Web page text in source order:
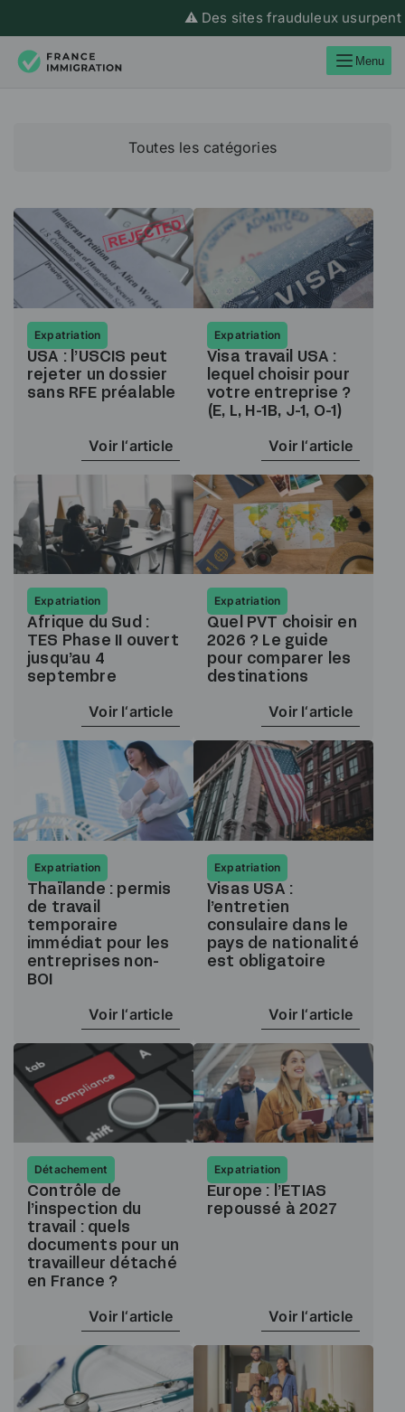
⚠️ Des sites frauduleux usurpent
Menu
Toutes les catégories
Expatriation
USA : l’USCIS peut
rejeter un dossier
sans RFE préalable
Voir l‘article
Expatriation
Visa travail USA :
lequel choisir pour
votre entreprise ?
(E, L, H-1B, J-1, O-1)
Voir l‘article
Expatriation
Afrique du Sud :
TES Phase II ouvert
jusqu’au 4
septembre
Voir l‘article
Expatriation
Quel PVT choisir en
2026 ? Le guide
pour comparer les
destinations
Voir l‘article
Expatriation
Thaïlande : permis
de travail
temporaire
immédiat pour les
entreprises non-
BOI
Voir l‘article
Expatriation
Visas USA :
l’entretien
consulaire dans le
pays de nationalité
est obligatoire
Voir l‘article
Détachement
Contrôle de
l’inspection du
travail : quels
documents pour un
travailleur détaché
en France ?
Voir l‘article
Expatriation
Europe : l’ETIAS
repoussé à 2027
Voir l‘article